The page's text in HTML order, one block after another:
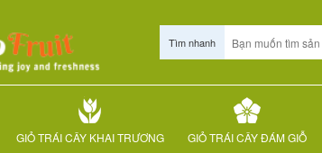
Tìm nhanh
GIỎ TRÁI CÂY KHAI TRƯƠNG GIỎ TRÁI CÂY ĐÁM GIỖ